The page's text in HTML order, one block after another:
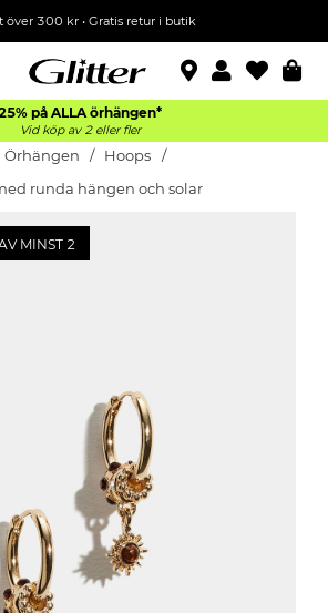
över 300 kr• Gratis retur i butik
på ALLAörhängen*
Vid köp av 2 eller fler
Örhängen
Hoops
runda hängen och solar
MINST 2